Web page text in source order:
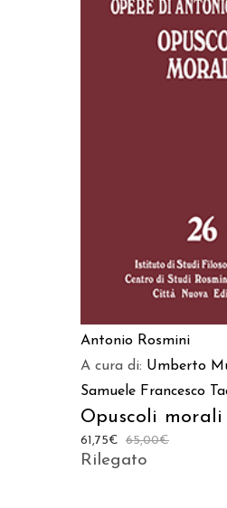
Antonio Rosmini
A cura di: Umberto
Samuele Francesco
Opuscoli morali
65,00€
61,75€
Rilegato